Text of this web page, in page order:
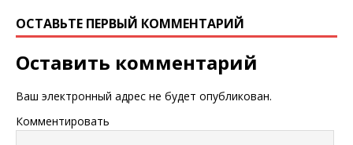
ОСТАВЬТЕ ПЕРВЫЙ КОММЕНТАРИЙ
Оставить комментарий
Ваш электронный адрес не будет опубликован.
Комментировать